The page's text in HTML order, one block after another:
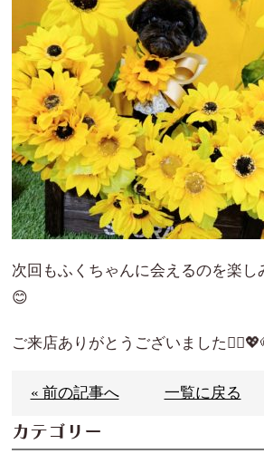
次回もふくちゃんに会えるのを楽し
😊
ご来店ありがとうございました
« 前の記事へ 一覧に戻る
カテゴリー